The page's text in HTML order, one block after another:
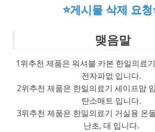
⭐게시물 삭제 요청
맺음말
1위추천 제품은 워셔블 카본 한일의료
전자파없 입니다.
2위추천 제품은 한일의료기 세이프맘
탄소매트 입니다.
3위추천 제품은 한일의료기 거실용 온
난초, 대 입니다.